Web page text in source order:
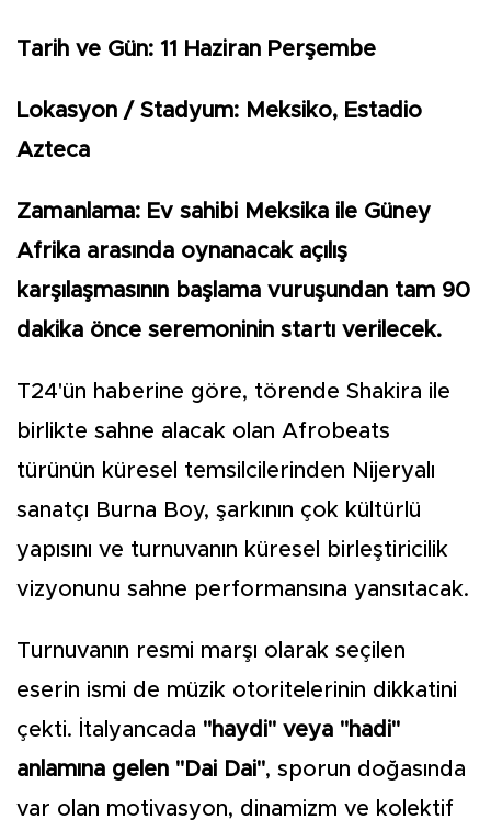
Tarih ve Gün: 11 Haziran Perşembe
Lokasyon / Stadyum: Meksiko, Estadio
Azteca
Zamanlama: Ev sahibi Meksika ile Güney
Afrika arasında oynanacak açılış
karşılaşmasının başlama vuruşundan tam 90
dakika önce seremoninin startı verilecek.
T24'ün haberine göre, törende Shakira ile
birlikte sahne alacak olan Afrobeats
türünün küresel temsilcilerinden Nijeryalı
sanatçı Burna Boy, şarkının çok kültürlü
yapısını ve turnuvanın küresel birleştiricilik
vizyonunu sahne performansına yansıtacak.
Turnuvanın resmi marşı olarak seçilen
eserin ismi de müzik otoritelerinin dikkatini
çekti. İtalyancada "haydi" veya "hadi"
anlamına gelen "Dai Dai", sporun doğasında
var olan motivasyon, dinamizm ve kolektif